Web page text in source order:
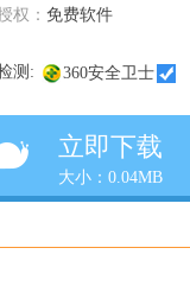
权： 免费软件
测: 360安全卫士
立即下载
大小：0.04MB